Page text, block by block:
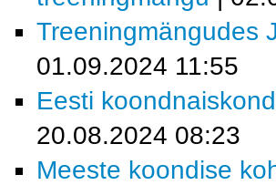
Treeningmängudes
01.09.2024 11:55
Eesti
20.08.2024 08:23
Meeste koondise